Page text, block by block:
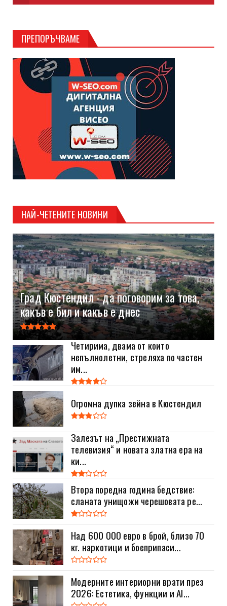
ПРЕПОРЪЧВАМЕ
НАЙ-ЧЕТЕНИТЕ НОВИНИ
Град Кюстендил - да поговорим за това,
какъв е бил и какъв е днес
Четирима, двама от които
непълнолетни, стреляха по частен
им...
Огромна дупка зейна в Кюстендил
Залезът на „Престижната
телевизия“ и новата златна ера на
ки...
Втора поредна година бедствие:
сланата унищожи черешовата ре...
Над 600 000 евро в брой, близо 70
кг. наркотици и боеприпаси...
Модерните интериорни врати през
2026: Естетика, функции и AI...